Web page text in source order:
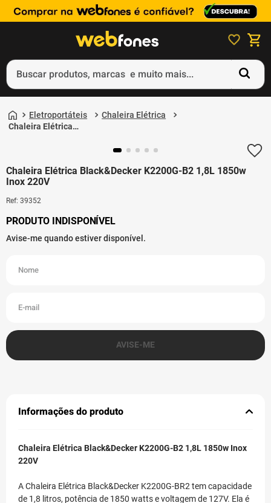
Buscar produtos, marcas e muito mais...
Eletroportáteis
Chaleira Elétrica
Chaleira Elétrica
Chaleira Elétrica Black&Decker K2200G-B2 1,8L 1850w
Inox 220V
Ref: 39352
Informações do produto
Chaleira Elétrica Black&Decker K2200G-B2 1,8L 1850w Inox
220V
A Chaleira Elétrica Black&Decker K2200G-BR2 tem capacidade
de 1,8 litros, potência de 1850 watts e voltagem de 127V. Ela é
1º
ps5
3º
smartphone
4º
ps4